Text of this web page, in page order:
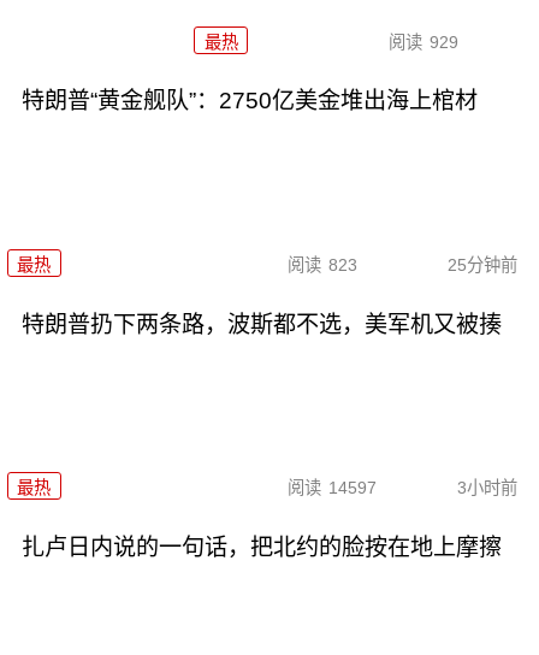
最热 阅读 929
特朗普“黄金舰队”：2750亿美金堆出海上棺材
最热 阅读 823 25分钟前
特朗普扔下两条路，波斯都不选，美军机又被揍
最热 阅读 14597 3小时前
扎卢日内说的一句话，把北约的脸按在地上摩擦